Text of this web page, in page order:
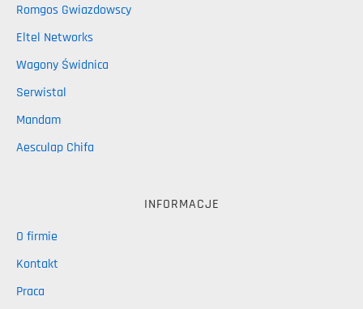
Romgos Gwiazdowscy
Eltel Networks
Wagony Świdnica
Serwistal
Mandam
Aesculap Chifa
INFORMACJE
O firmie
Kontakt
Praca